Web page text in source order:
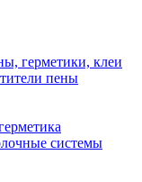
герметики, клеи
пены
системы